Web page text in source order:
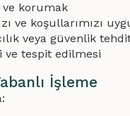
korumak
ve koşullarımızı
veya güvenlik
ve tespit edilmesi
İşleme